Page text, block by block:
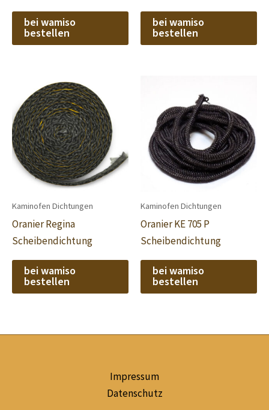
bei wamiso
bestellen
bei wamiso
bestellen
Kaminofen Dichtungen
Oranier Regina
Scheibendichtung
bei wamiso
bestellen
Kaminofen Dichtungen
Oranier KE 705 P
Scheibendichtung
bei wamiso
bestellen
Impressum
Datenschutz